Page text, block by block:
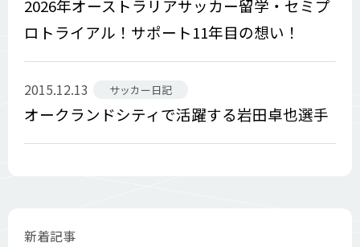
2026年オーストラリアサッカー留学・セミプ
ロトライアル！サポート11年目の想い！
2015.12.13 サッカー日記
オークランドシティで活躍する岩田卓也選手
新着記事